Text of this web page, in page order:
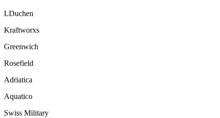
LDuchen
Kraftworxs
Greenwich
Rosefield
Adriatica
Aquatico
Swiss Military